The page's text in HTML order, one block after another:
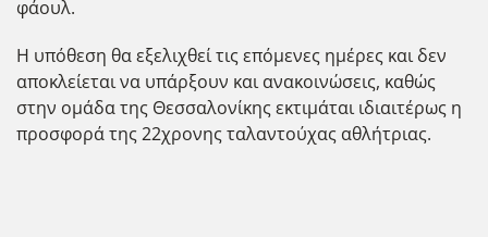
φάουλ.
Η υπόθεση θα εξελιχθεί τις επόμενες ημέρες και δεν
αποκλείεται να υπάρξουν και ανακοινώσεις, καθώς
στην ομάδα της Θεσσαλονίκης εκτιμάται ιδιαιτέρως η
προσφορά της 22χρονης ταλαντούχας αθλήτριας.